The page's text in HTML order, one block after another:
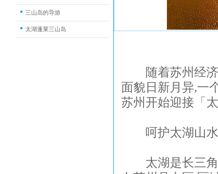
三山岛的导游
太湖蓬莱三山岛
随着苏州经济
面貌日新月异,一
苏州开始迎接「
呵护太湖山水
太湖是长三角